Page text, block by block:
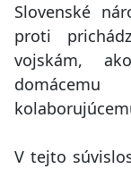
Slovenské
proti
vojskám,
V tejto